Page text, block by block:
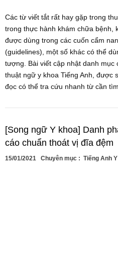
Các từ viết tắt rất hay gặp trong
trong thực hành khám chữa bệnh,
được dùng trong các cuốn cẩm
(guidelines), một số khác có thể
tượng. Bài viết cập nhật danh mục
thuật ngữ y khoa Tiếng Anh, được
đọc có thể tra cứu nhanh từ cần tìm.
[Song ngữ Y khoa] Danh
cáo chuẩn thoát vị đĩa đệm
15/01/2021 Chuyên mục : Tiếng Anh